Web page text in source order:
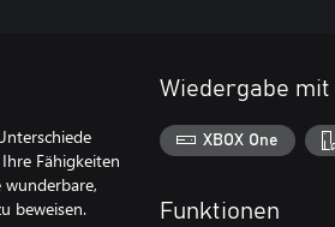
Fähigkeiten
beweisen.
Wiedergabe mit
XBOX One
Funktionen